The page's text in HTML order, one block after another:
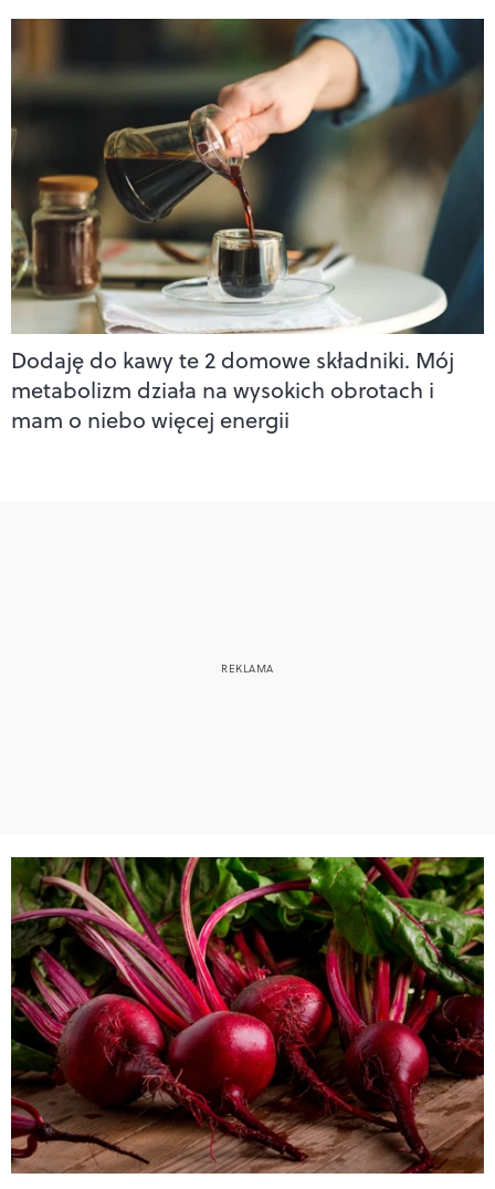
Dodaję do kawy te 2 domowe składniki. Mój
metabolizm działa na wysokich obrotach i
mam o niebo więcej energii